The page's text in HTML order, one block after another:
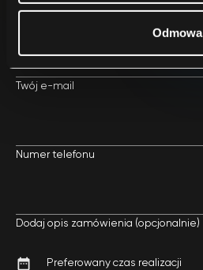
Odmowa
Twój e-mail
Numer telefonu
Dodaj opis zamówienia (opcjonalnie)